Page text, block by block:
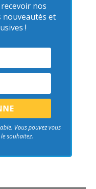
nos
nouveautés et
!
Vous pouvez vous
souhaitez.